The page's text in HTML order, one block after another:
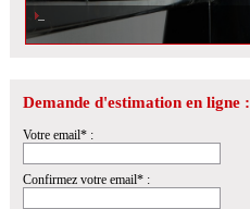
Demande d'estimation en ligne :
Votre email* :
Confirmez votre email* :